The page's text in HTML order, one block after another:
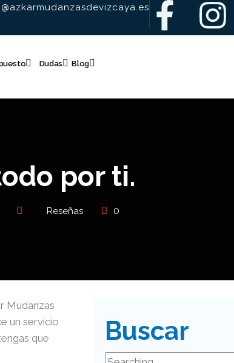
Dudas Blog
por ti.
Reseñas 0
Mudanzas
un servicio
que
Buscar